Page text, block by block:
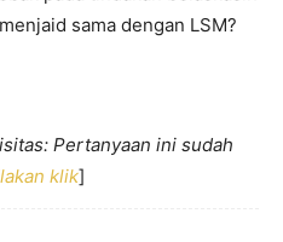
sama dengan LSM?
Pertanyaan ini sudah
klik]